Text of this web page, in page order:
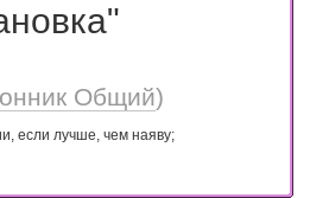
Общий)
если лучше, чем наяву;